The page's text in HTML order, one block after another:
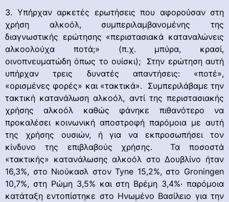
3. Υπήρχαν αρκετές ερωτήσεις που αφορούσαν στη
χρήση αλκοόλ, συμπεριλαμβανομένης της
διαγνωστικής ερώτησης «περιστασιακά καταναλώνεις
αλκοολούχα ποτά;» (π.χ. μπύρα, κρασί,
οινοπνευματώδη όπως το ουίσκι); Στην ερώτηση αυτή
υπήρχαν τρεις δυνατές απαντήσεις: «ποτέ»,
«ορισμένες φορές» και «τακτικά». Συμπεριλάβαμε την
τακτική κατανάλωση αλκοόλ, αντί της περιστασιακής
χρήσης αλκοόλ καθώς φάνηκε πιθανότερο να
προκαλέσει κοινωνική αποστροφή παρόμοια με αυτή
της χρήσης ουσιών, ή για να εκπροσωπήσει τον
κίνδυνο της επιβλαβούς χρήσης. Τα ποσοστά
«τακτικής» κατανάλωσης αλκοόλ στο Δουβλίνο ήταν
16,3%, στο Νιούκασλ στον Tyne 15,2%, στο Groningen
10,7%, στη Ρώμη 3,5% και στη Βρέμη 3,4%· παρόμοια
κατάταξη εντοπίστηκε στο Ηνωμένο Βασίλειο για την